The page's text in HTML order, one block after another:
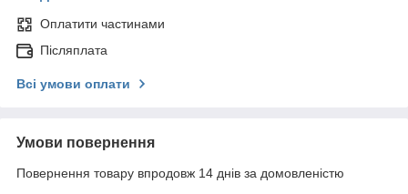
Оплатити частинами
Післяплата
Всі умови оплати
Умови повернення
Повернення товару впродовж 14 днів за домовленістю